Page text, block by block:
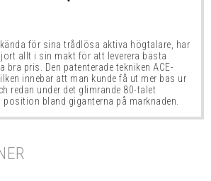
för sina trådlösa aktiva högtalare, har
allt i sin makt för att leverera bästa
pris. Den patenterade tekniken ACE-
innebar att man kunde få ut mer bas ur
redan under det glimrande 80-talet
position bland giganterna på marknaden.